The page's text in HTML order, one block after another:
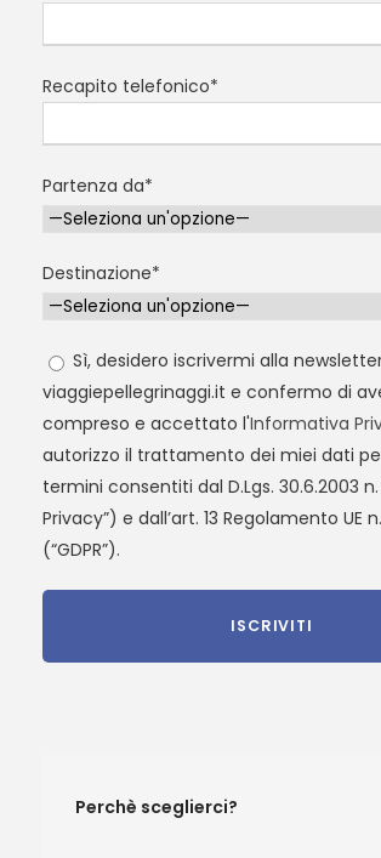
Recapito telefonico*
Partenza da*
Destinazione*
Sì, desidero iscrivermi alla
viaggiepellegrinaggi.it e confermo di
compreso e accettato l'Informativa
autorizzo il trattamento dei miei dati
termini consentiti dal D.Lgs. 30.6.2003
Privacy”) e dall’art. 13 Regolamento UE
(“GDPR”).
Perchè sceglierci?